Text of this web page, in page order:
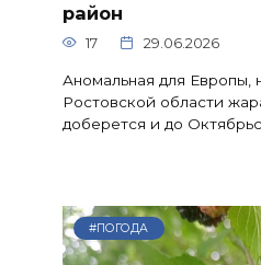
район
17 29.06.2026
Аномальная для Европы,
Ростовской области
доберется и до
#ПОГОДА